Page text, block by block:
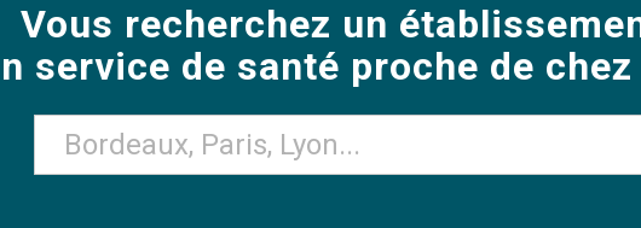
Vous recherchez un
service de santé proche de chez